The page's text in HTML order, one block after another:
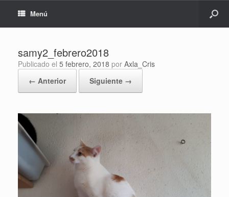
Menú
samy2_febrero2018
Publicado el 5 febrero, 2018 por Axla_Cris
← Anterior
Siguiente →